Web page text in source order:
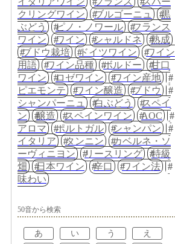
クリングワイン
ブルゴーニュ
黒
ぶどう
ピノ・ノワール
フランス
ワイン
ワイン シャルドネ
熟成
ブドウ栽培
ドイツワイン
ワイン
用語
ワイン品種 ボルドー
甘口
ワイン
ロゼワイン
ワイン産地
ピエモンテ
ワイン醸造
ブドウ
シャンパーニュ
白ぶどう
スペイ
ン
醸造 スペインワイン
AOC
アロマ
ポルトガル
シャンパン
イタリア
タンニン
カベルネ・ソ
ーヴィニヨン
リースリング
特級
畑
日本ワイン 辛口
ワイン法
味わい
50音から検索
あ い う
え